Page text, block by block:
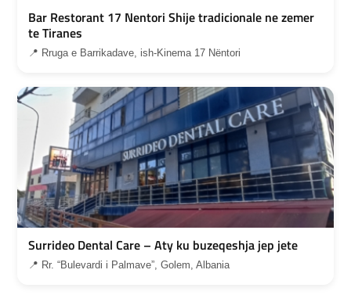
Bar Restorant 17 Nentori Shije tradicionale ne zemer
te Tiranes
📍 Rruga e Barrikadave, ish-Kinema 17 Nëntori
Surrideo Dental Care – Aty ku buzeqeshja jep jete
📍 Rr. “Bulevardi i Palmave”, Golem, Albania